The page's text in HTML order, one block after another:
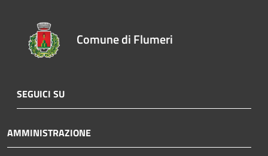
Comune di Flumeri
SEGUICI SU
AMMINISTRAZIONE